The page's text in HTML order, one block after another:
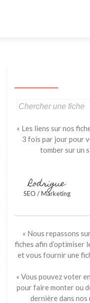
Search
« Les liens sur nos
3 fois par jour pour
tomber sur un
Rodrigue
SEO / Marketing
« Nous repassons
fiches afin d’optimiser
et vous fournir une
« Vous pouvez voter
pour faire monter ou
dernière dans nos